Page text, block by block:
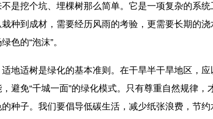
挖个坑、埋棵树那么简单。它是一项复杂的系统
种到成材，需要经历风雨的考验，更需要长期的
色的“泡沫”。
适树是绿化的基本准则。在干旱半干旱地区，应
避免“千城一面”的绿化模式。只有尊重自然规律
种子。我们要倡导低碳生活，减少纸张浪费，节